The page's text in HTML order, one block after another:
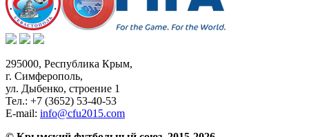
295000, Республика Крым,
г. Симферополь,
ул. Дыбенко, строение 1
Тел.: +7 (3652) 53-40-53
E-mail: info@cfu2015.com